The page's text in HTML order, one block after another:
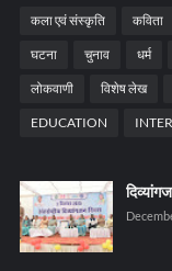
कला एवं संस्कृति कविता
घटना चुनाव धर्म
लोकवाणी विशेष लेख
EDUCATION